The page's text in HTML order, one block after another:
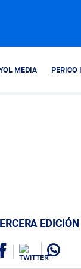
MEDIA PERICO